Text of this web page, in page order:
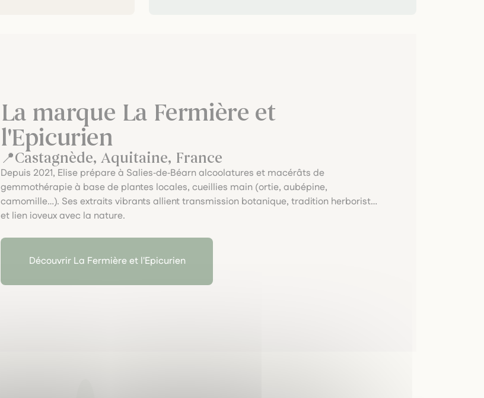
La marque La Fermière et
l'Epicurien
Castagnède, Aquitaine, France
Depuis 2021, Elise prépare à Salies‑de‑Béarn alcoolatures et macérâts de
gemmothérapie à base de plantes locales, cueillies main (ortie, aubépine,
camomille…). Ses extraits vibrants allient transmission botanique, tradition herboriste,
et lien joyeux avec la nature.
Découvrir La Fermière et l'Epicurien